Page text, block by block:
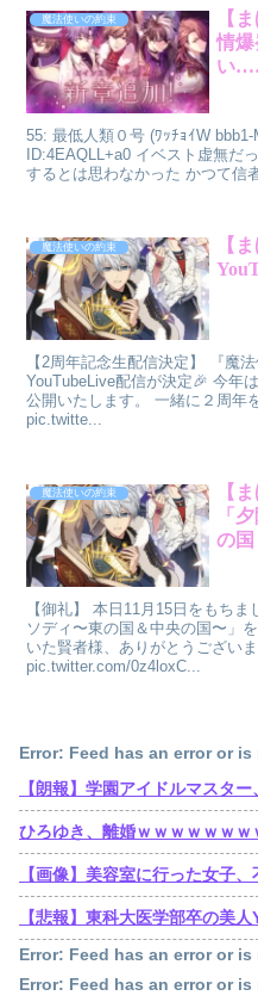
魔法使いの約束
【
情
い
55: 最低人類０号 (ﾜｯﾁｮｲW
ID:4EAQLL+a0 イベスト虚無だ
するとは思わなかった かつて信
魔法使いの約束
【
【2周年記念生配信決定】 『魔
YouTubeLive配信が決定🎉 今年
公開いたします。 一緒に２周年
pic.twitte...
魔法使いの約束
【
「
の国
【御礼】 本日11月15日をもち
ソディ〜東の国＆中央の国〜」
いた賢者様、ありがとうございま
pic.twitter.com/0z4loxC...
Error: Feed has an error or
ひろゆき、離婚ｗｗｗｗｗｗ
【画像】美容室に行った女子、
【悲報】東科大医学部卒の美
Error: Feed has an error or
Error: Feed has an error or